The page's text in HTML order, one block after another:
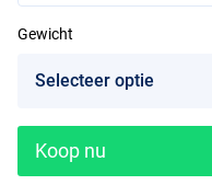
Gewicht
Koop nu